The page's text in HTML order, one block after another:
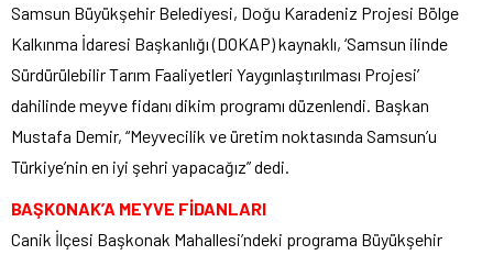
Samsun Büyükşehir Belediyesi, Doğu Karadeniz Projesi Bölge
Kalkınma İdaresi Başkanlığı (DOKAP) kaynaklı, ‘Samsun ilinde
Sürdürülebilir Tarım Faaliyetleri Yaygınlaştırılması Projesi’
dahilinde meyve fidanı dikim programı düzenlendi. Başkan
Mustafa Demir, “Meyvecilik ve üretim noktasında Samsun’u
Türkiye’nin en iyi şehri yapacağız” dedi.
BAŞKONAK’A MEYVE FİDANLARI
Canik İlçesi Başkonak Mahallesi’ndeki programa Büyükşehir